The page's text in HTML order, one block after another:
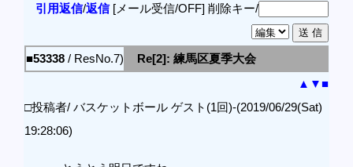
引用返信/返信[メール受信/OFF] 削除キー/
■53338 / ResNo.7)
Re[2]: 練馬区夏季大会
▲ ▼■
□投稿者/ バスケットボール ゲスト(1回)-(2019/06/29(Sat)
19:28:06)